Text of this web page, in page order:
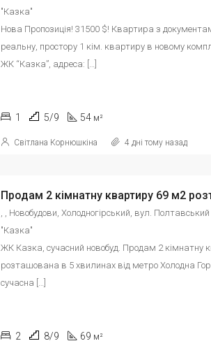
"Казка"
Нова Пропозиція! 31500 $! Квартира з
реальну, простору 1 кім. квартиру в новому
ЖК “Казка”, адреса: […]
1 5/9 54 м²
Світлана Корнюшкіна 4 дні тому назад
, , Новобудови, Холодногірський, вул.
"Казка"
ЖК Казка, сучасний новобуд. Продам 2 кімнатну
розташована в 5 хвилинах від метро Холодна
сучасна […]
2 8/9 69 м²